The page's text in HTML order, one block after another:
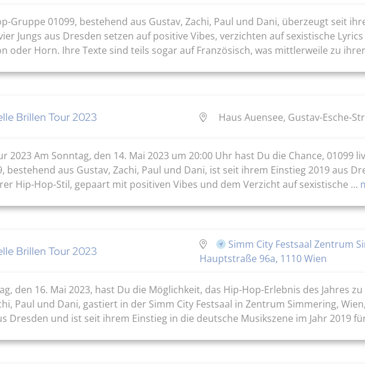
Gruppe 01099, bestehend aus Gustav, Zachi, Paul und Dani, überzeugt seit
Jungs aus Dresden setzen auf positive Vibes, verzichten auf sexistische
oder Horn. Ihre Texte sind teils sogar auf Französisch, was mittlerweile zu
Brillen Tour 2023 Haus Auensee, Gustav-Esche-
2023 Am Sonntag, den 14. Mai 2023 um 20:00 Uhr hast Du die Chance, 01099
bestehend aus Gustav, Zachi, Paul und Dani, ist seit ihrem Einstieg 2019 aus
Hip-Hop-Stil, gepaart mit positiven Vibes und dem Verzicht auf sexistische ...
Brillen Tour 2023
Simm City Festsaal Zentrum
Hauptstraße 96a, 1110 Wien
den 16. Mai 2023, hast Du die Möglichkeit, das Hip-Hop-Erlebnis des Jahres
Paul und Dani, gastiert in der Simm City Festsaal in Zentrum Simmering,
Dresden und ist seit ihrem Einstieg in die deutsche Musikszene im Jahr 2019